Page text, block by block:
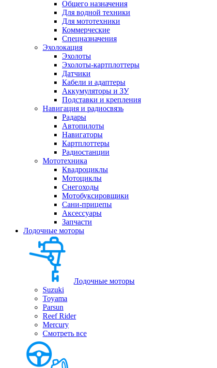
Общего назначения
Для водной техники
Для мототехники
Коммерческие
Спецназначения
Эхолокация
Эхолоты
Эхолоты-картплоттеры
Датчики
Кабели и адаптеры
Аккумуляторы и ЗУ
Подставки и крепления
Навигация и радиосвязь
Радары
Автопилоты
Навигаторы
Картплоттеры
Радиостанции
Мототехника
Квадроциклы
Мотоциклы
Снегоходы
Мотобуксировщики
Сани-прицепы
Аксессуары
Запчасти
Лодочные моторы
Лодочные моторы
Suzuki
Toyama
Parsun
Reef Rider
Mercury
Смотреть все